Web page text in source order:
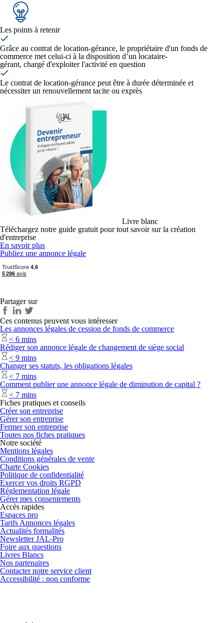
Les points à retenir
Grâce au contrat de location-gérance, le propriétaire d'un fonds de
commerce met celui-ci à la disposition d’un locataire-
gérant, chargé d'exploiter l'activité en question
Le contrat de location-gérance peut être à durée déterminée et
nécessiter un renouvellement tacite ou exprès
Livre blanc
Téléchargez notre guide gratuit pour tout savoir sur la création
d'entreprise
En savoir plus
Publiez une annonce légale
Partager sur
Ces contenus peuvent vous intéresser
Les annonces légales de cession de fonds de commerce
< 6 mins
Rédiger son annonce légale de changement de siège social
< 9 mins
Changer ses statuts, les obligations légales
< 7 mins
Comment publier une annonce légale de diminution de capital ?
< 7 mins
Fiches pratiques et conseils
Créer son entreprise
Gérer son entreprise
Fermer son entreprise
Toutes nos fiches pratiques
Notre société
Mentions légales
Conditions générales de vente
Charte Cookies
Politique de confidentialité
Exercer vos droits RGPD
Réglementation légale
Gérer mes consentements
Accès rapides
Espaces pro
Tarifs Annonces légales
Actualités formalités
Newsletter JAL-Pro
Foire aux questions
Livres Blancs
Nos partenaires
Contacter notre service client
Accessibilité : non conforme